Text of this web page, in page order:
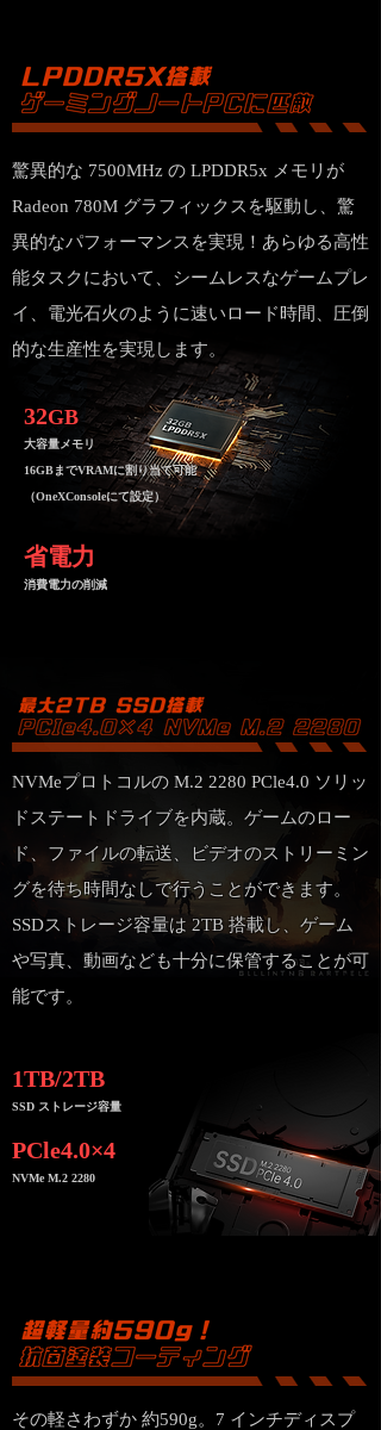
驚異的な 7500MHz の LPDDR5x メモリが
Radeon 780M グラフィックスを駆動し、驚
異的なパフォーマンスを実現！あらゆる高性
能タスクにおいて、シームレスなゲームプレ
イ、電光石火のように速いロード時間、圧倒
的な生産性を実現します。
32GB
大容量メモリ
16GBまでVRAMに割り当て可能
​（OneXConsoleにて設定）
省電力
​消費電力の削減
NVMeプロトコルの M.2 2280 PCle4.0 ソリッ
ドステートドライブを内蔵。ゲームのロー
ド、ファイルの転送、ビデオのストリーミン
グを待ち時間なしで行うことができます。
​SSDストレージ容量は 2TB 搭載し、ゲーム
や写真、動画なども十分に保管することが可
能です。
1TB/2TB
SSD ストレージ容量
PCle4.0×4
NVMe M.2 2280
その軽さわずか 約590g。7 インチディスプ